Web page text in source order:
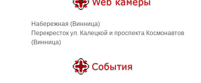
Набережная (Винница)
Перекресток ул. Калецкой и проспекта Космонавтов
(Винница)